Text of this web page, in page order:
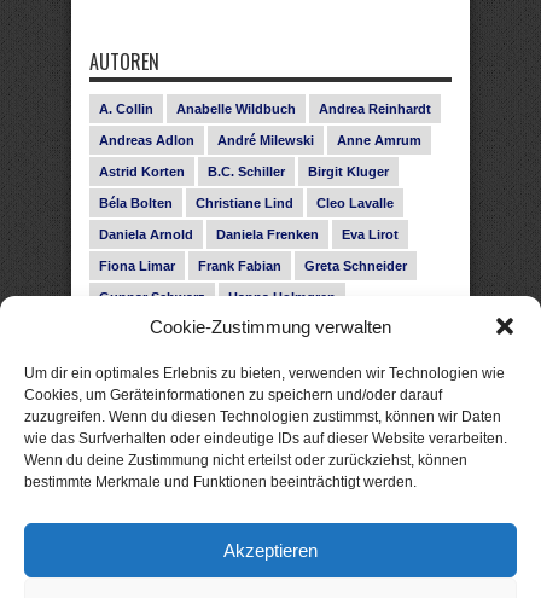
Cookie-Zustimmung verwalten
Um dir ein optimales Erlebnis zu bieten, verwenden wir Technologien wie
Cookies, um Geräteinformationen zu speichern und/oder darauf
zuzugreifen. Wenn du diesen Technologien zustimmst, können wir Daten
wie das Surfverhalten oder eindeutige IDs auf dieser Website verarbeiten.
Wenn du deine Zustimmung nicht erteilst oder zurückziehst, können
bestimmte Merkmale und Funktionen beeinträchtigt werden.
Akzeptieren
AUTOREN
A. Collin Anabelle Wildbuch Andrea Reinhardt
Andreas Adlon André Milewski Anne Amrum
Astrid Korten B.C. Schiller Birgit Kluger
Béla Bolten Christiane Lind Cleo Lavalle
Daniela Arnold Daniela Frenken Eva Lirot
Fiona Limar Frank Fabian Greta Schneider
Gunnar Schwarz Hanna Holmgren
Heike Fröhling Ina Glahe Ivo Pala J. Vellguth
Leonie Haubrich Lilly Labord Livia Pipes
Malin Blunk Marcus Hünnebeck Martin Krist
Melisa Schwermer Nele Bruun Nika Lubitsch
Noah Fitz Nora Amelie René Junge
Subina Giuletti